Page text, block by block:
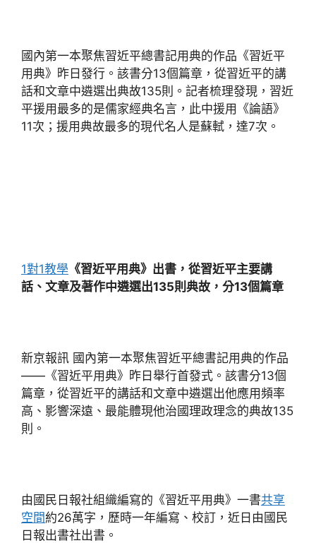
國內第一本聚焦習近平總書記用典的作品《習近平
用典》昨日發行。該書分13個篇章，從習近平的講
話和文章中遴選出典故135則。記者梳理發現，習近
平援用最多的是儒家經典名言，此中援用《論語》
11次；援用典故最多的現代名人是蘇軾，達7次。
1對1教學 《習近平用典》出書，從習近平主要講
話、文章及著作中遴選出135則典故，分13個篇章
新京報訊 國內第一本聚焦習近平總書記用典的作品
——《習近平用典》昨日舉行首發式。該書分13個
篇章，從習近平的講話和文章中遴選出他應用頻率
高、影響深遠、最能體現他治國理政理念的典故135
則。
由國民日報社組織編寫的《習近平用典》一書共享
空間約26萬字，歷時一年編寫、校訂，近日由國民
日報出書社出書。